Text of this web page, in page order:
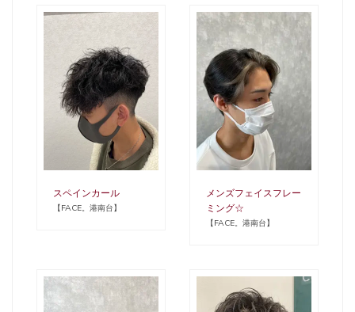
スペインカール
【FACE。港南台】
メンズフェイスフレー
ミング☆
【FACE。港南台】